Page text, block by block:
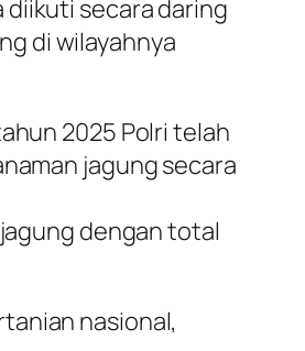
diikuti secara daring
di wilayahnya
2025 Polri telah
jagung secara
dengan total
nasional,